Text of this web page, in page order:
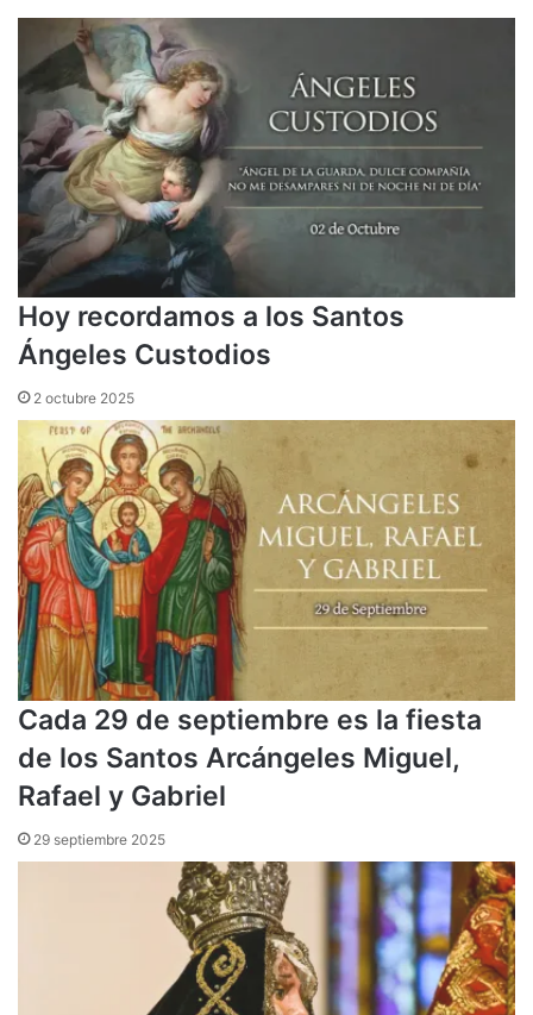
Hoy recordamos a los Santos
Ángeles Custodios
2 octubre 2025
Cada 29 de septiembre es la fiesta
de los Santos Arcángeles Miguel,
Rafael y Gabriel
29 septiembre 2025